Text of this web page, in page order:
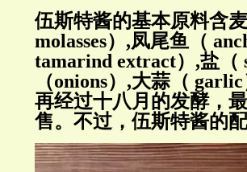
伍斯特酱的基本原料含
molasses）,凤尾鱼（
tamarind extract）,盐（
（onions）,大蒜（
再经过十八月的发酵，
售。不过，伍斯特酱的